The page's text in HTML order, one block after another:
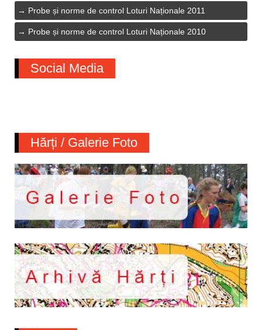
Probe și norme de control Loturi Naționale 2011
Probe și norme de control Loturi Naționale 2010
Social Media
Hărți / Galerie Foto